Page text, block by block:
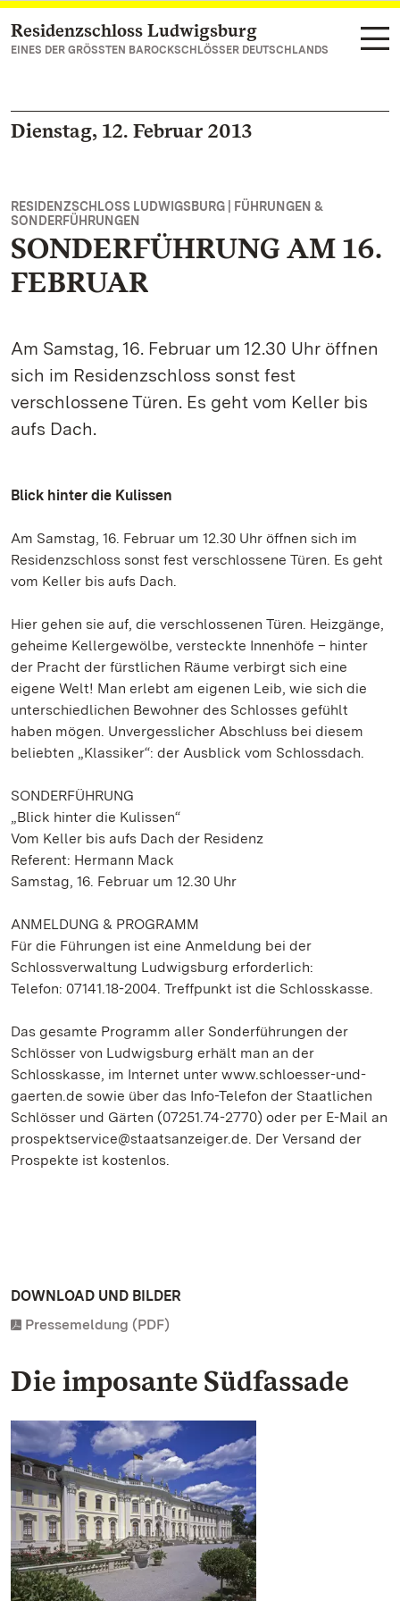
Zum Hauptinhalt springen
Residenzschloss Ludwigsburg
EINES DER GRÖSSTEN BAROCKSCHLÖSSER DEUTSCHLANDS
Dienstag, 12. Februar 2013
RESIDENZSCHLOSS LUDWIGSBURG | FÜHRUNGEN &
SONDERFÜHRUNGEN
SONDERFÜHRUNG AM 16.
FEBRUAR
Am Samstag, 16. Februar um 12.30 Uhr öffnen
sich im Residenzschloss sonst fest
verschlossene Türen. Es geht vom Keller bis
aufs Dach.
Blick hinter die Kulissen
Am Samstag, 16. Februar um 12.30 Uhr öffnen sich im
Residenzschloss sonst fest verschlossene Türen. Es geht
vom Keller bis aufs Dach.
Hier gehen sie auf, die verschlossenen Türen. Heizgänge,
geheime Kellergewölbe, versteckte Innenhöfe – hinter
der Pracht der fürstlichen Räume verbirgt sich eine
eigene Welt! Man erlebt am eigenen Leib, wie sich die
unterschiedlichen Bewohner des Schlosses gefühlt
haben mögen. Unvergesslicher Abschluss bei diesem
beliebten „Klassiker“: der Ausblick vom Schlossdach.
SONDERFÜHRUNG
„Blick hinter die Kulissen“
Vom Keller bis aufs Dach der Residenz
Referent: Hermann Mack
Samstag, 16. Februar um 12.30 Uhr
ANMELDUNG & PROGRAMM
Für die Führungen ist eine Anmeldung bei der
Schlossverwaltung Ludwigsburg erforderlich:
Telefon: 07141.18-2004. Treffpunkt ist die Schlosskasse.
Das gesamte Programm aller Sonderführungen der
Schlösser von Ludwigsburg erhält man an der
Schlosskasse, im Internet unter www.schloesser-und-
gaerten.de sowie über das Info-Telefon der Staatlichen
Schlösser und Gärten (07251.74-2770) oder per E-Mail an
prospektservice@staatsanzeiger.de. Der Versand der
Prospekte ist kostenlos.
DOWNLOAD UND BILDER
Pressemeldung (PDF)
Die imposante Südfassade